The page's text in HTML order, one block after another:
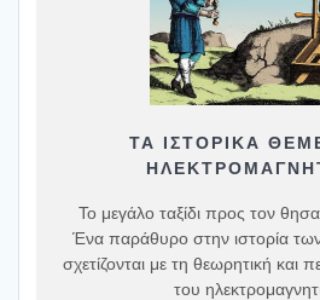
ΤΑ ΙΣΤΟΡΙΚΆ
Το μεγάλο ταξίδι προς τον
Ένα παράθυρο στην ιστορία
σχετίζονται με τη θεωρητική και
του